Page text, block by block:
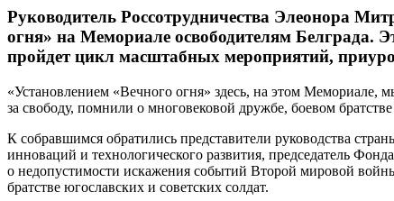
Руководитель Россотрудничества Элеонора
огня» на Мемориале освободителям Белграда.
пройдет цикл масштабных мероприятий,
«Установлением «Вечного огня» здесь, на этом
за свободу, помнили о многовековой дружбе, боевом
К собравшимся обратились представители руководства
инноваций и технологического развития, председатель
о недопустимости искажения событий Второй мировой
братстве югославских и советских солдат.